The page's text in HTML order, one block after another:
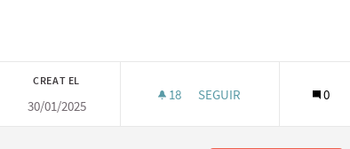
CREAT EL
30/01/2025
18 18 SEGUIDORES
SEGUIR 0